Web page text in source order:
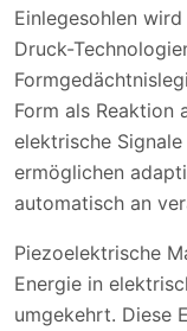
Einlegesohlen
Druck-
Form als Reaktion
elektrische
ermöglichen
automatisch an
Piezoelektrische
Energie in
umgekehrt. Diese